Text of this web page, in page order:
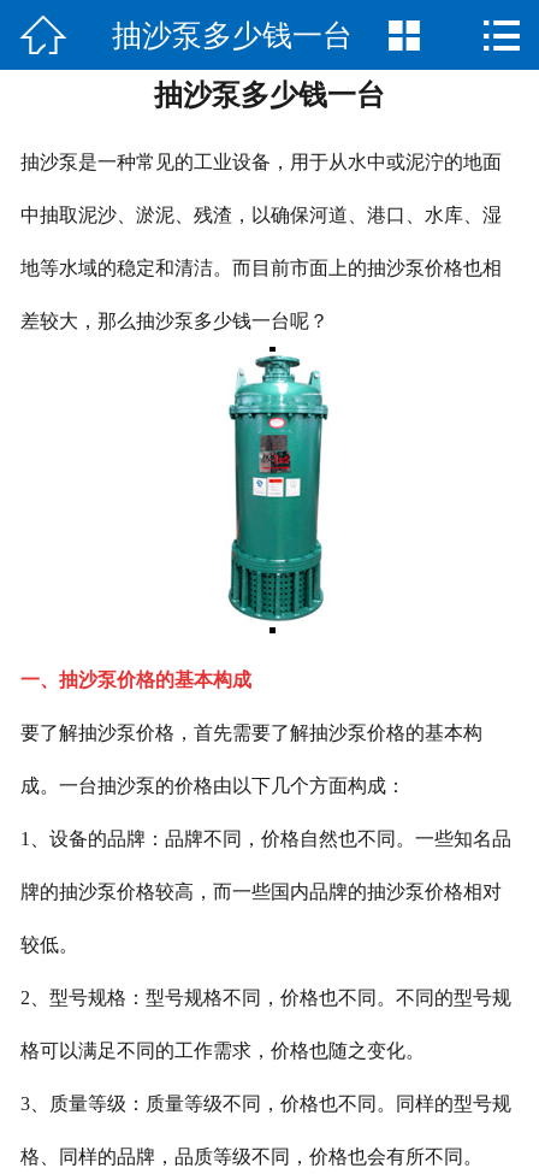
 网站首页
公司简介
产品展示
新闻中心
荣誉资质
 抽沙泵多少钱一台  
抽沙泵多少钱一台
抽沙泵是一种常见的工业设备，用于从水中或泥泞的地面
中抽取泥沙、淤泥、残渣，以确保河道、港口、水库、湿
地等水域的稳定和清洁。而目前市面上的抽沙泵价格也相
差较大，那么抽沙泵多少钱一台呢？
一、抽沙泵价格的基本构成
要了解抽沙泵价格，首先需要了解抽沙泵价格的基本构
成。一台抽沙泵的价格由以下几个方面构成：
1、设备的品牌：品牌不同，价格自然也不同。一些知名品
牌的抽沙泵价格较高，而一些国内品牌的抽沙泵价格相对
较低。
2、型号规格：型号规格不同，价格也不同。不同的型号规
格可以满足不同的工作需求，价格也随之变化。
3、质量等级：质量等级不同，价格也不同。同样的型号规
格、同样的品牌，品质等级不同，价格也会有所不同。